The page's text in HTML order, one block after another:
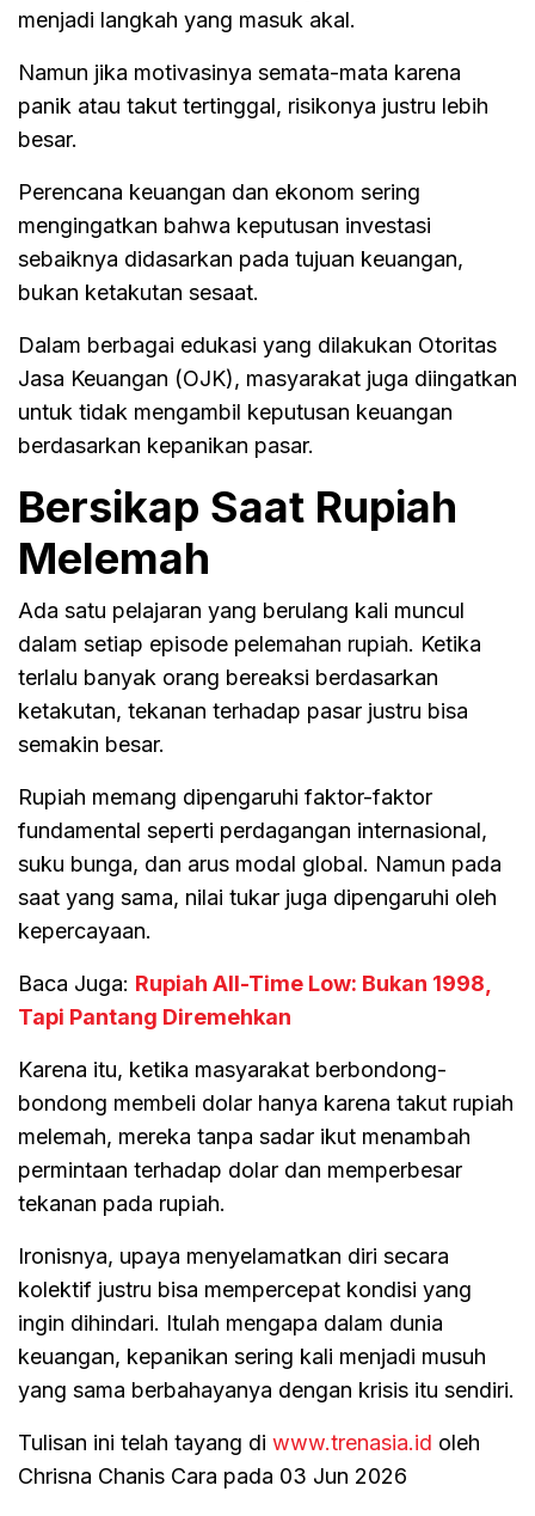
menjadi langkah yang masuk akal.
Namun jika motivasinya semata-mata karena
panik atau takut tertinggal, risikonya justru lebih
besar.
Perencana keuangan dan ekonom sering
mengingatkan bahwa keputusan investasi
sebaiknya didasarkan pada tujuan keuangan,
bukan ketakutan sesaat.
Dalam berbagai edukasi yang dilakukan Otoritas
Jasa Keuangan (OJK), masyarakat juga diingatkan
untuk tidak mengambil keputusan keuangan
berdasarkan kepanikan pasar.
Bersikap Saat Rupiah
Melemah
Ada satu pelajaran yang berulang kali muncul
dalam setiap episode pelemahan rupiah. Ketika
terlalu banyak orang bereaksi berdasarkan
ketakutan, tekanan terhadap pasar justru bisa
semakin besar.
Rupiah memang dipengaruhi faktor-faktor
fundamental seperti perdagangan internasional,
suku bunga, dan arus modal global. Namun pada
saat yang sama, nilai tukar juga dipengaruhi oleh
kepercayaan.
Baca Juga: Rupiah All-Time Low: Bukan 1998,
Tapi Pantang Diremehkan
Karena itu, ketika masyarakat berbondong-
bondong membeli dolar hanya karena takut rupiah
melemah, mereka tanpa sadar ikut menambah
permintaan terhadap dolar dan memperbesar
tekanan pada rupiah.
Ironisnya, upaya menyelamatkan diri secara
kolektif justru bisa mempercepat kondisi yang
ingin dihindari. Itulah mengapa dalam dunia
keuangan, kepanikan sering kali menjadi musuh
yang sama berbahayanya dengan krisis itu sendiri.
Tulisan ini telah tayang di www.trenasia.id oleh
Chrisna Chanis Cara pada 03 Jun 2026